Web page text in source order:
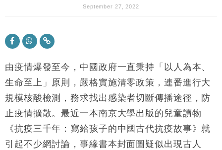
財經｜華僑銀行上半年淨利創新高 中期息增15%至
47仙
17:33
及消費表現
損失近6900萬元
16:05
財經｜日經失守6.5萬點後回穩 全周仍升近2%
粦接任
15:11
財經｜韓股反覆波動收跌 連挫7周創逾3年最長跌勢
September 27, 2022
由疫情爆發至今，中國政府一直秉持「以人為本、
生命至上」原則，嚴格實施清零政策，連番進行大
規模核酸檢測，務求找出感染者切斷傳播途徑，防
止疫情擴散。最近一本南京大學出版的兒童讀物
《抗疫三千年：寫給孩子的中國古代抗疫故事》就
引起不少網討論，事緣書本封面圖疑似出現古人